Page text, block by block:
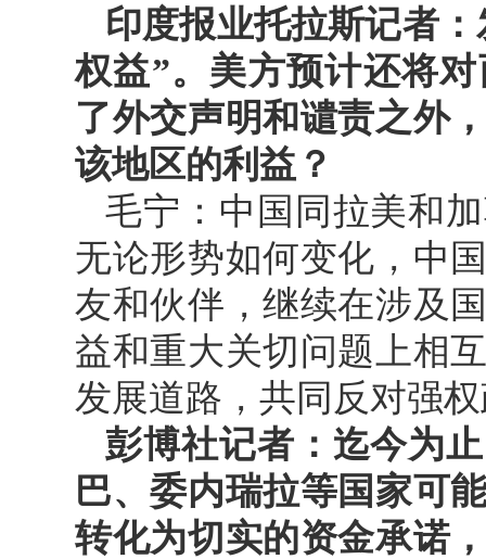
印度报业托拉斯记者
权益”。美方预计还将
了外交声明和谴责之外
该地区的利益？
毛宁：中国同拉美和
无论形势如何变化，中
友和伙伴，继续在涉及
益和重大关切问题上相
发展道路，共同反对强
彭博社记者：迄今为
巴、委内瑞拉等国家可
转化为切实的资金承诺